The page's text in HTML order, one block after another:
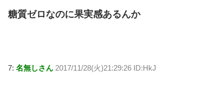
糖質ゼロなのに果実感あるんか
7: 名無しさん 2017/11/28(火)21:29:26 ID:HkJ